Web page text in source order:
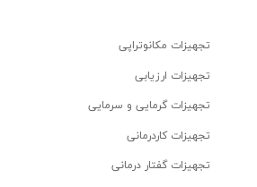
تجهیزات مکانوتراپی
تجهیزات ارزیابی
تجهیزات گرمایی و سرمایی
تجهیزات کاردرمانی
تجهیزات گفتار درمانی